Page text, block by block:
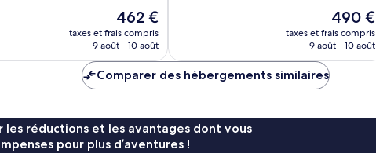
Le
nouveau
prix
de
462 €
462 €
taxes et frais compris
9 août - 10 août
Le
nouveau
prix
490 €
taxes et frais compris
9 août - 10 août
Comparer des hébergements similaires
réductions et les avantages dont vous
pour plus d’aventures !